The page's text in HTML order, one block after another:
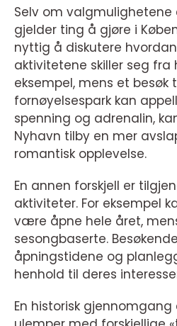
Selv om
gjelder ting å gjøre i
nyttig å diskutere
aktivitetene skiller seg fra
eksempel, mens et besøk
fornøyelsespark kan
spenning og adrenalin,
Nyhavn tilby en mer
romantisk opplevelse.
En annen forskjell er
aktiviteter. For eksempel
være åpne hele året,
sesongbaserte.
åpningstidene og
henhold til deres
En historisk